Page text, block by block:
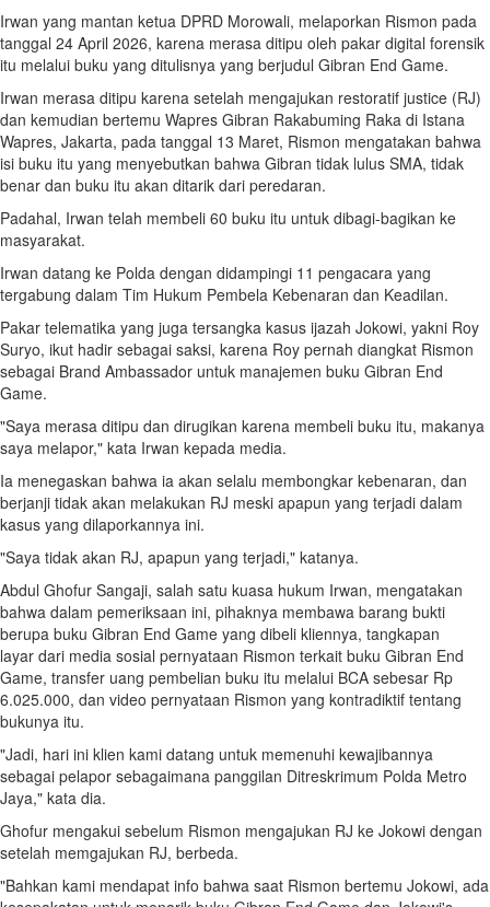
Irwan yang mantan ketua DPRD Morowali, melaporkan Rismon pada
tanggal 24 April 2026, karena merasa ditipu oleh pakar digital forensik
itu melalui buku yang ditulisnya yang berjudul Gibran End Game.
Irwan merasa ditipu karena setelah mengajukan restoratif justice (RJ)
dan kemudian bertemu Wapres Gibran Rakabuming Raka di Istana
Wapres, Jakarta, pada tanggal 13 Maret, Rismon mengatakan bahwa
isi buku itu yang menyebutkan bahwa Gibran tidak lulus SMA, tidak
benar dan buku itu akan ditarik dari peredaran.
Padahal, Irwan telah membeli 60 buku itu untuk dibagi-bagikan ke
masyarakat.
Irwan datang ke Polda dengan didampingi 11 pengacara yang
tergabung dalam Tim Hukum Pembela Kebenaran dan Keadilan.
Pakar telematika yang juga tersangka kasus ijazah Jokowi, yakni Roy
Suryo, ikut hadir sebagai saksi, karena Roy pernah diangkat Rismon
sebagai Brand Ambassador untuk manajemen buku Gibran End
Game.
"Saya merasa ditipu dan dirugikan karena membeli buku itu, makanya
saya melapor," kata Irwan kepada media.
Ia menegaskan bahwa ia akan selalu membongkar kebenaran, dan
berjanji tidak akan melakukan RJ meski apapun yang terjadi dalam
kasus yang dilaporkannya ini.
"Saya tidak akan RJ, apapun yang terjadi," katanya.
Abdul Ghofur Sangaji, salah satu kuasa hukum Irwan, mengatakan
bahwa dalam pemeriksaan ini, pihaknya membawa barang bukti
berupa buku Gibran End Game yang dibeli kliennya, tangkapan
layar dari media sosial pernyataan Rismon terkait buku Gibran End
Game, transfer uang pembelian buku itu melalui BCA sebesar Rp
6.025.000, dan video pernyataan Rismon yang kontradiktif tentang
bukunya itu.
"Jadi, hari ini klien kami datang untuk memenuhi kewajibannya
sebagai pelapor sebagaimana panggilan Ditreskrimum Polda Metro
Jaya," kata dia.
Ghofur mengakui sebelum Rismon mengajukan RJ ke Jokowi dengan
setelah memgajukan RJ, berbeda.
"Bahkan kami mendapat info bahwa saat Rismon bertemu Jokowi, ada